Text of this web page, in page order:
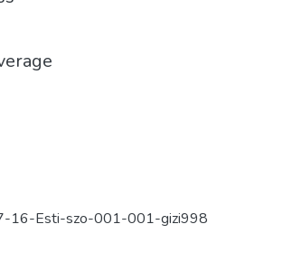
16-Esti-szo-001-001-gizi998